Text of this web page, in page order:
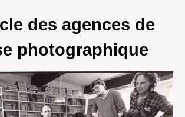
des agences de
photographique